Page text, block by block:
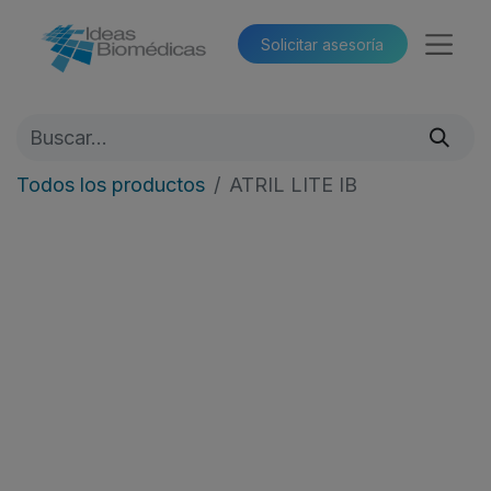
Solicitar asesoría​​
Todos los productos ATRIL LITE IB